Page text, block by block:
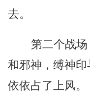
去。
第二个战
和邪神，缚神
依依占了上风。